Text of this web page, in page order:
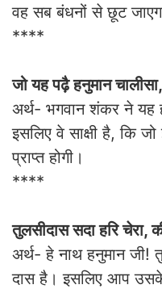
वह सब बंधनों से छूट
****
जो यह पढ़ै हनुमान
अर्थ- भगवान शंकर ने यह
इसलिए वे साक्षी है, कि
प्राप्त होगी।
****
तुलसीदास सदा हरि
अर्थ- हे नाथ हनुमान जी!
दास है। इसलिए आप